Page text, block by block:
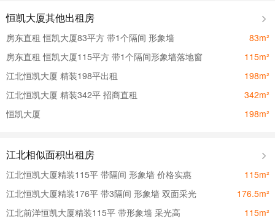
恒凯大厦其他出租房
房东直租 恒凯大厦83平方 带1个隔间 形象墙
83m²
房东直租 恒凯大厦115平方 带1个隔间形象墙落地窗
115m²
江北恒凯大厦 精装198平出租
198m²
江北恒凯大厦 精装342平 招商直租
342m²
恒凯大厦
198m²
江北相似面积出租房
江北恒凯大厦精装115平 带隔间 形象墙 价格实惠
115m²
江北恒凯大厦精装176平 带3隔间 形象墙 双面采光
176.5m²
江北前洋恒凯大厦精装115平 带形象墙 采光高
115m²